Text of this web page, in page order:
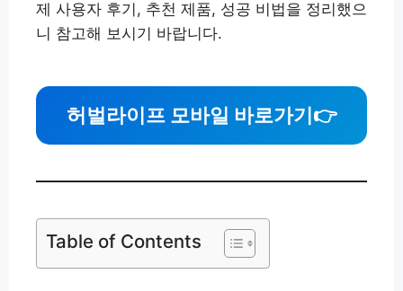
제 사용자 후기, 추천 제품, 성공 비법을 정리했으
니 참고해 보시기 바랍니다.
허벌라이프 모바일 바로가기👉
Table of Contents